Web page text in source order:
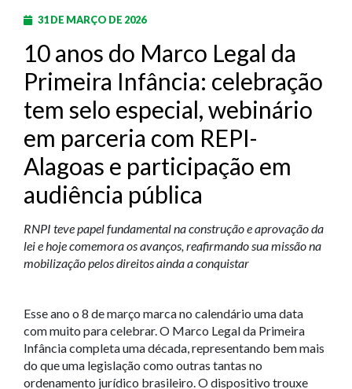
31 DE MARÇO DE 2026
10 anos do Marco Legal da
Primeira Infância: celebração
tem selo especial, webinário
em parceria com REPI-
Alagoas e participação em
audiência pública
RNPI teve papel fundamental na construção e aprovação da
lei e hoje comemora os avanços, reafirmando sua missão na
mobilização pelos direitos ainda a conquistar
Esse ano o 8 de março marca no calendário uma data
com muito para celebrar. O Marco Legal da Primeira
Infância completa uma década, representando bem mais
do que uma legislação como outras tantas no
ordenamento jurídico brasileiro. O dispositivo trouxe